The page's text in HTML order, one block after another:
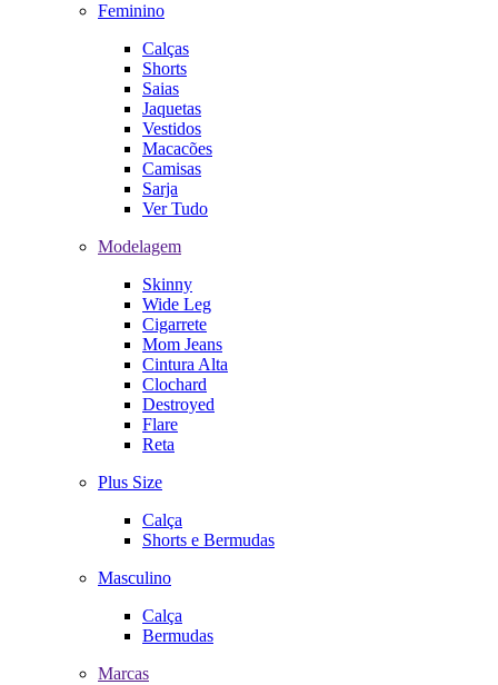
Feminino
Calças
Shorts
Saias
Jaquetas
Vestidos
Macacões
Camisas
Sarja
Ver Tudo
Modelagem
Skinny
Wide Leg
Cigarrete
Mom Jeans
Cintura Alta
Clochard
Destroyed
Flare
Reta
Plus Size
Calça
Shorts e Bermudas
Masculino
Calça
Bermudas
Marcas